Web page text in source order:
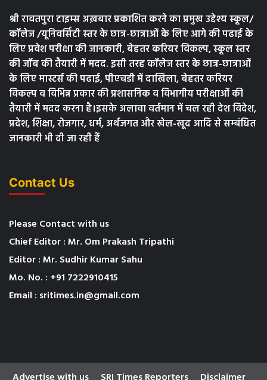
श्री रावतपुरा टाइम्स अख़बार प्रकाशित करने का प्रमुख उद्देश्य स्कूल/
कॉलेज /यूनिवर्सिटी स्तर के छात्र-छात्राओं के लिए आगे की पढाई के
लिए प्रवेश परीक्षा की जानकारी, बेहतर करियर विकल्प, स्कूल स्तर
की जॉब की तैयारी में मदद. इसी तरह कॉलेज स्तर के छात्र-छात्राओं
के लिए मास्टर्स की पढाई, पीएचडी में दाखिला, बेहतर करियर
विकल्प व विभिन्न प्रकार की प्रशासनिक व विभागीय परीक्षाओं की
तैयारी में मदद करना है।इसके अलावा वर्तमान में चल रही देश विदेश,
प्रदेश, शिक्षा, रोजगार, धर्म, अर्थजगत और खेल-खूद आदि से सम्बंधित
जानकारी भी दी जा रही हैं
Contact Us
Please Contact with us
Chief Editor : Mr. Om Prakash Tripathi
Editor : Mr. Sudhir Kumar Sahu
Mo. No. : +91 7222910415
Email : sritimes.in@gmail.com